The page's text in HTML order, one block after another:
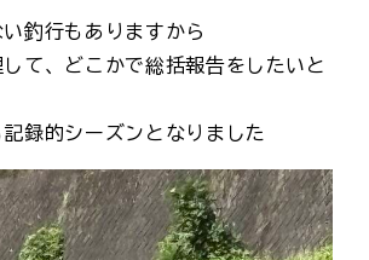
釣行もありますから
て、どこかで総括報告をしたいと
録的シーズンとなりました